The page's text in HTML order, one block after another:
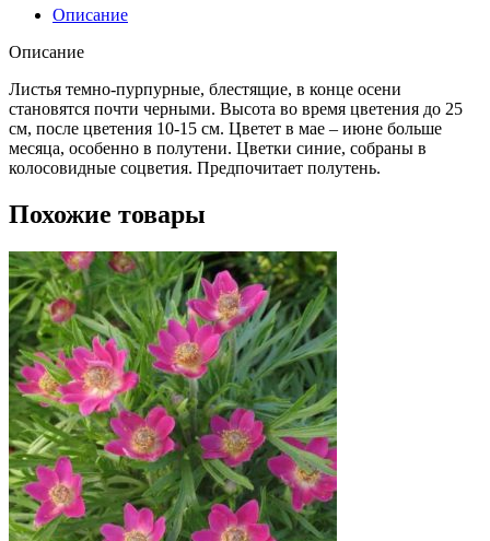
Описание
Описание
Листья темно-пурпурные, блестящие, в конце осени
становятся почти черными. Высота во время цветения до 25
см, после цветения 10-15 см. Цветет в мае – июне больше
месяца, особенно в полутени. Цветки синие, собраны в
колосовидные соцветия. Предпочитает полутень.
Похожие товары